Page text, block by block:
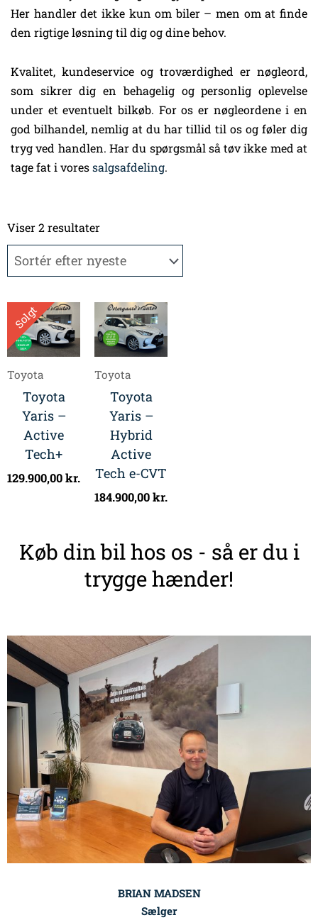
Her handler det ikke kun om biler – men om at finde
den rigtige løsning til dig og dine behov.
Kvalitet, kundeservice og troværdighed er nøgleord,
som sikrer dig en behagelig og personlig oplevelse
under et eventuelt bilkøb. For os er nøgleordene i en
god bilhandel, nemlig at du har tillid til os og føler dig
tryg ved handlen. Har du spørgsmål så tøv ikke med at
tage fat i voressalgsafdeling.
Viser 2 resultaterefter
Solgt
Toyota
Toyota
Yaris –
Active
Tech+
129.900,00kr.
Toyota
Toyota
Yaris –
Hybrid
Active
Tech e-CVT
184.900,00kr.
Køb din bil hos os - så er du i
trygge hænder!
BRIAN MADSEN
Sælger